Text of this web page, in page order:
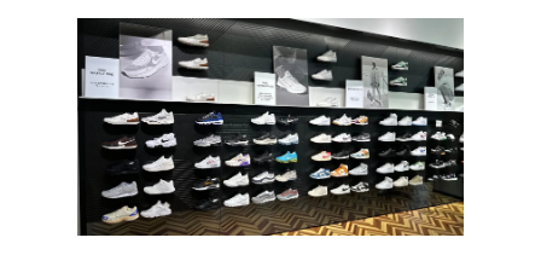
創業し、 2014年に世界文化遺産に登録された
日本初の官営模範製糸場です。 実は富岡製糸
場、 日本と西洋の技術を見事に融合させた建物
であり、 建築の視点から見ても非常に興味深い
建造物となっています。 煉瓦壁はフランス積み
で出来ており、 100年以上経った現在でも歪み
がないそうです。 願わくば、私自身も人生で一
度は訪れたいと思っています。 ご興味のある方
は、ぜひこちらの富岡製糸場㏋より ご覧になっ
てみて下さいね。 https://www.tomioka-